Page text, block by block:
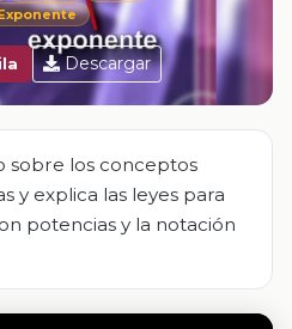
Descargar
sobre los conceptos
y explica las leyes para
potencias y la notación